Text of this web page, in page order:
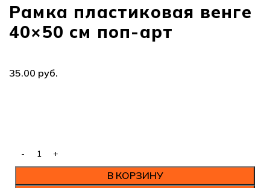
Рамка пластиковая венге
40×50 см поп-арт
руб.
В КОРЗИНУ